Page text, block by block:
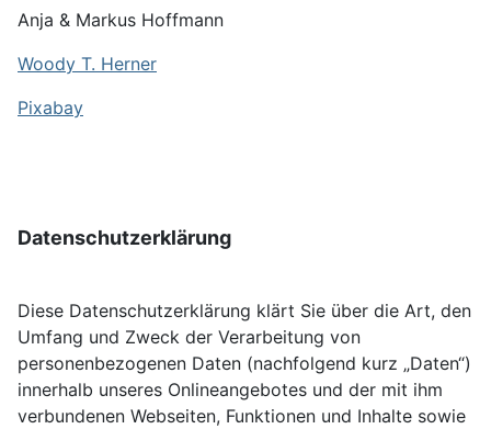
Anja & Markus Hoffmann
Woody T. Herner
Pixabay
Datenschutzerklärung
Diese Datenschutzerklärung klärt Sie über die Art, den
Umfang und Zweck der Verarbeitung von
personenbezogenen Daten (nachfolgend kurz „Daten“)
innerhalb unseres Onlineangebotes und der mit ihm
verbundenen Webseiten, Funktionen und Inhalte sowie